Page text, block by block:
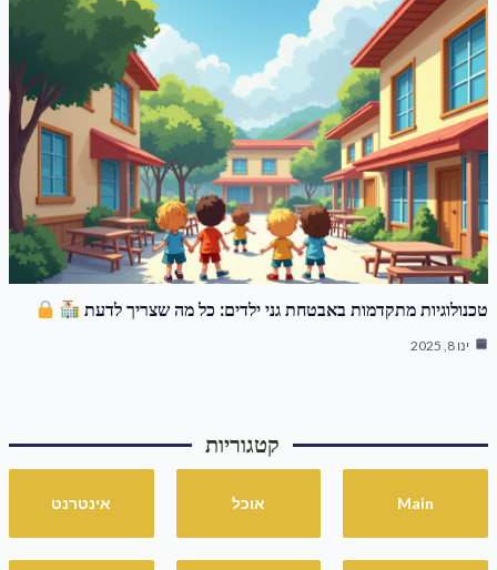
טכנולוגיות מתקדמות באבטחת גני ילדים: כל מה שצריך לדעת
ינו 8, 2025
קטגוריות
Main אוכל אינטרנט